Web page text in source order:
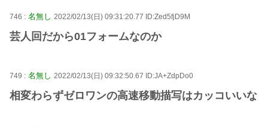
746 : 名無し 2022/02/13(日) 09:31:20.77 ID:Zed5fjD9M
芸人回だから01フォームなのか
749 : 名無し 2022/02/13(日) 09:32:50.67 ID:JA+ZdpDo0
相変わらずゼロワンの高速移動描写はカッコいいな